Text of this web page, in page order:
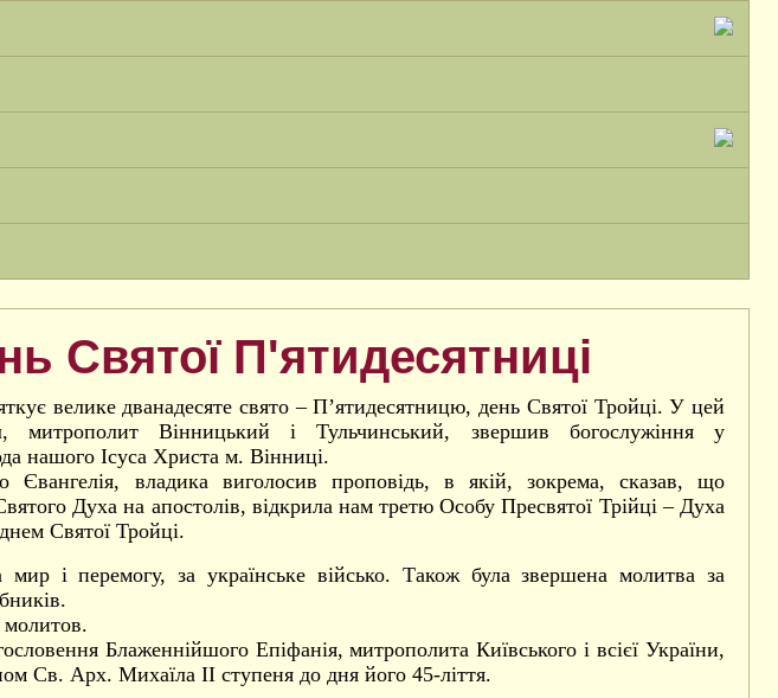
Святої П'ятидесятниці
велике дванадесяте свято – П’ятидесятницю, день Святої Тройці. У цей
митрополит Вінницький і Тульчинський, звершив богослужіння у
нашого Ісуса Христа м. Вінниці.
Євангелія, владика виголосив проповідь, в якій, зокрема, сказав, що
Духа на апостолів, відкрила нам третю Особу Пресвятої Трійці – Духа
Святої Тройці.
і перемогу, за українське військо. Також була звершена молитва за
молитов.
Блаженнійшого Епіфанія, митрополита Київського і всієї України,
Св. Арх. Михаїла ІІ ступеня до дня його 45-ліття.